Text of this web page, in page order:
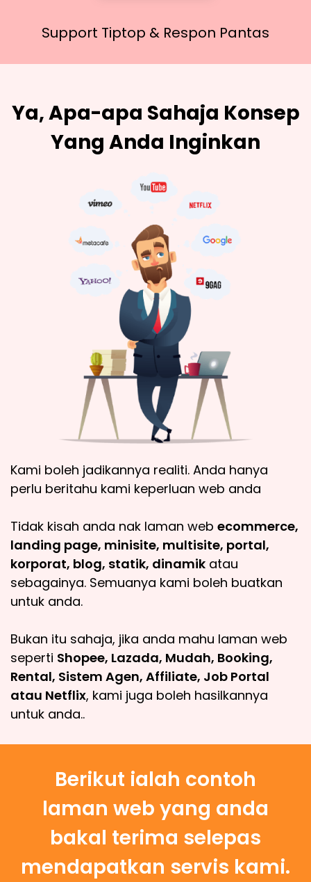
Support Tiptop & Respon Pantas
Ya, Apa-apa Sahaja Konsep
Yang Anda Inginkan
Kami boleh jadikannya realiti. Anda hanya
perlu beritahu kami keperluan web anda
Tidak kisah anda nak laman web ecommerce,
landing page, minisite, multisite, portal,
korporat, blog, statik, dinamik atau
sebagainya. Semuanya kami boleh buatkan
untuk anda.
Bukan itu sahaja, jika anda mahu laman web
seperti Shopee, Lazada, Mudah, Booking,
Rental, Sistem Agen, Affiliate, Job Portal
atau Netflix, kami juga boleh hasilkannya
untuk anda..
Berikut ialah contoh
laman web yang anda
bakal terima selepas
mendapatkan servis kami.